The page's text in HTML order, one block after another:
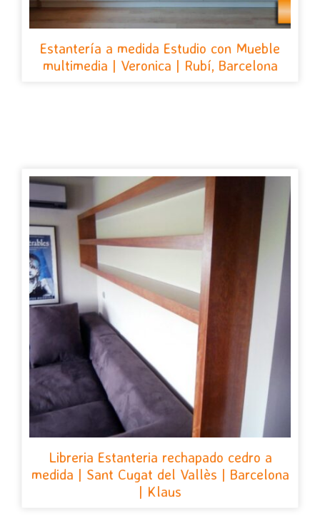
Estantería a medida Estudio con Mueble
multimedia | Veronica | Rubí, Barcelona
Libreria Estanteria rechapado cedro a
medida | Sant Cugat del Vallès | Barcelona
| Klaus